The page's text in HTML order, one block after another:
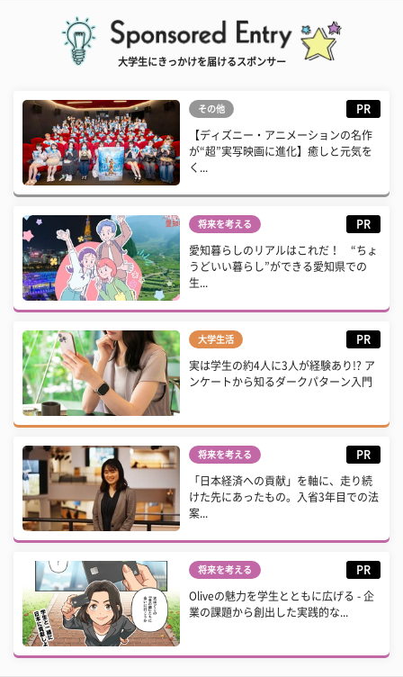
大学生にきっかけを届けるスポンサー
その他 PR
【ディズニー・アニメーションの名作
が“超”実写映画に進化】癒しと元気を
く...
将来を考える PR
愛知暮らしのリアルはこれだ！ “ちょ
うどいい暮らし”ができる愛知県での
生...
大学生活 PR
実は学生の約4人に3人が経験あり!? ア
ンケートから知るダークパターン入門
将来を考える PR
「日本経済への貢献」を軸に、走り続
けた先にあったもの。入省3年目での法
案...
将来を考える PR
Oliveの魅力を学生とともに広げる - 企
業の課題から創出した実践的な...